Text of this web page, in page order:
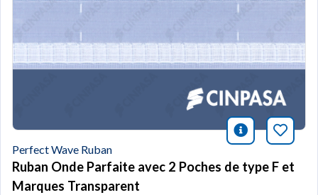
icono
Perfect Wave Ruban
Ruban Onde Parfaite avec 2 Poches de type F et
Marques Transparent